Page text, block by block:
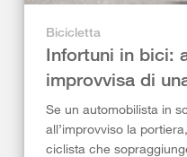
Bicicletta
Infortuni in bici:
improvvisa di
Se un automobilista in
all’improvviso la
ciclista che